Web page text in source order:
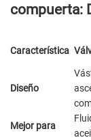
compuerta:
Característica
Diseño
Mejor para